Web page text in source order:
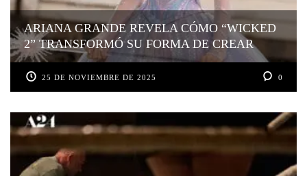
ARIANA GRANDE REVELA CÓMO “WICKED
2” TRANSFORMÓ SU FORMA DE CREAR
25 DE NOVIEMBRE DE 2025 0